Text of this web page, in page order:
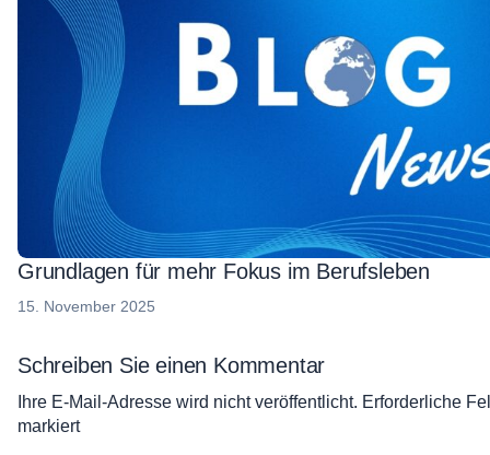
Grundlagen für mehr Fokus im Berufsleben
15. November 2025
Schreiben Sie einen Kommentar
Ihre E-Mail-Adresse wird nicht veröffentlicht. Erforderliche
markiert